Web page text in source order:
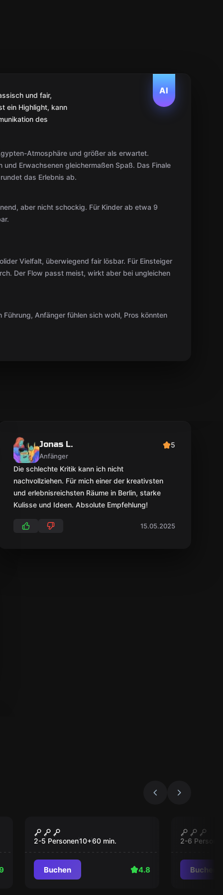
AI
und fair,
ein Highlight, kann
des
Atmosphäre und größer als erwartet.
und Erwachsenen gleichermaßen Spaß. Das Finale
das Erlebnis ab.
aber nicht schockig. Für Kinder ab etwa 9
Vielfalt, überwiegend fair lösbar. Für Einsteiger
Der Flow passt meist, wirkt aber bei ungleichen
Anfänger fühlen sich wohl, Pros könnten
Jonas L.
Anfänger
5
Die schlechte Kritik kann ich nicht
nachvollziehen. Für mich einer der kreativsten
und erlebnisreichsten Räume in Berlin, starke
Kulisse und Ideen. Absolute Empfehlung!
15.05.2025
Checkpoint Charlie
2-5 Personen10+60 min.
Buchen 4.8
2-6
Buchen